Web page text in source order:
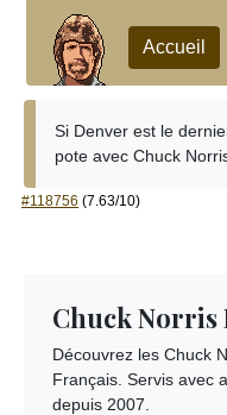
Accueil
Si Denver est le
pote avec Chuck
#118756 (7.63/10)
Chuck Norris
Découvrez les Chuck
Français. Servis avec
depuis 2007.